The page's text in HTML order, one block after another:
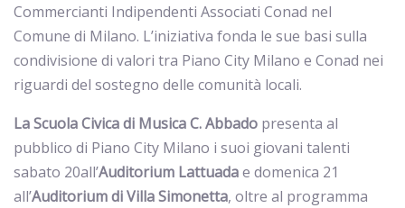
Commercianti Indipendenti Associati Conad nel
Comune di Milano. L’iniziativa fonda le sue basi sulla
condivisione di valori tra Piano City Milano e Conad nei
riguardi del sostegno delle comunità locali.
La Scuola Civica di Musica C. Abbado presenta al
pubblico di Piano City Milano i suoi giovani talenti
sabato 20all’Auditorium Lattuadae domenica 21
all’Auditorium di Villa Simonetta, oltre al programma